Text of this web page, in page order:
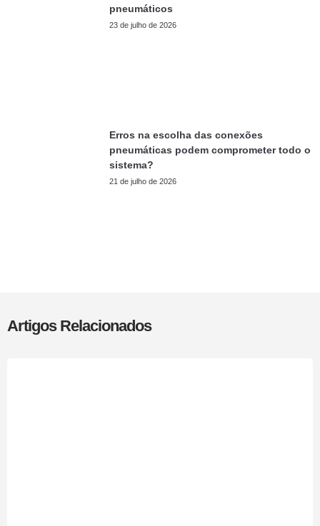
pneumáticos
23 de julho de 2026
Erros na escolha das conexões
pneumáticas podem comprometer todo o
sistema?
21 de julho de 2026
Artigos Relacionados